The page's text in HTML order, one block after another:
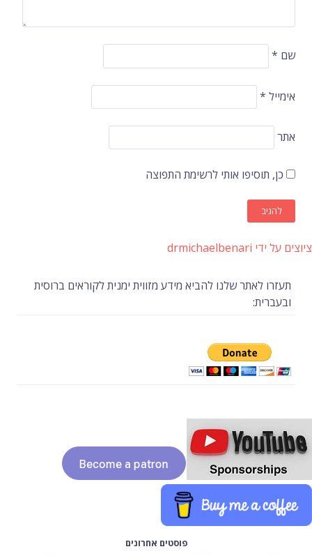
שם *
אימייל *
אתר
כן, תוסיפו אותי לרשימת התפוצה
ציוצים על ידי drmichaelbenari
תעזרו לאתר שלנו להביא מידע מזווית ימנית לקוראים ברוסית
ובעברית:
פוסטים אחרונים